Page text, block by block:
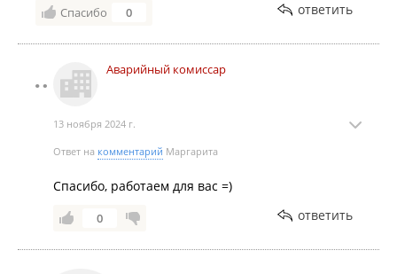
Спасибо 0 ответить
Аварийный комиссар
13 ноября 2024 г.
Ответ на комментарий Маргарита
Спасибо, работаем для вас =)
0 ответить